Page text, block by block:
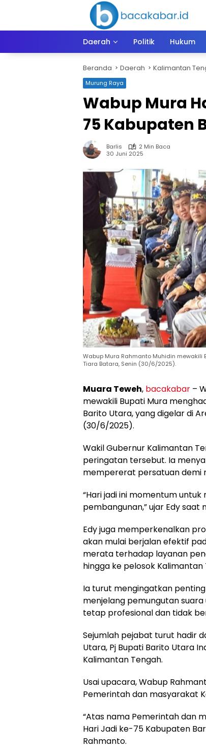
Daerah Politik Hukum
Beranda Daerah Kalimantan
Murung Raya
Wabup Mura
75 Kabupaten
Barlis
2 Min Baca
30 Juni 2025
Wabup Mura Rahmanto Muhidin
Tiara Batara, Senin (30/6/2025).
Muara Teweh, bacakabar –
mewakili Bupati Mura
Barito Utara, yang digelar di
(30/6/2025).
Wakil Gubernur Kalimantan
peringatan tersebut. Ia
mempererat persatuan demi
“Hari jadi ini momentum
pembangunan,” ujar Edy
Edy juga memperkenalkan
akan mulai berjalan efektif
merata terhadap layanan
hingga ke pelosok Kalimantan
Ia turut mengingatkan
menjelang pemungutan suara
tetap profesional dan tidak
Sejumlah pejabat turut hadir
Utara, Pj Bupati Barito Utara
Kalimantan Tengah.
Usai upacara, Wabup
Pemerintah dan masyarakat
“Atas nama Pemerintah dan
Hari Jadi ke-75 Kabupaten
Rahmanto.